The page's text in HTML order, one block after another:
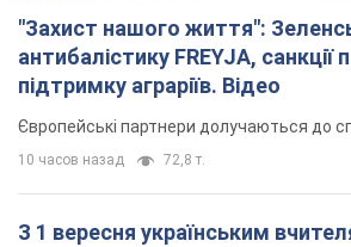
"Захист нашого життя":
антибалістику FREYJA, санкції
підтримку аграріїв. Відео
Європейські партнери долучаються до
10 часов назад 72,8 т.
З 1 вересня українським